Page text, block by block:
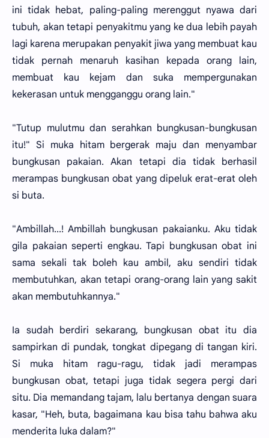
ini tidak hebat, paling-paling merenggut nyawa dari
tubuh, akan tetapi penyakitmu yang ke dua lebih payah
lagi karena merupakan penyakit jiwa yang membuat kau
tidak pernah menaruh kasihan kepada orang lain,
membuat kau kejam dan suka mempergunakan
kekerasan untuk mengganggu orang lain."
"Tutup mulutmu dan serahkan bungkusan-bungkusan
itu!" Si muka hitam bergerak maju dan menyambar
bungkusan pakaian. Akan tetapi dia tidak berhasil
merampas bungkusan obat yang dipeluk erat-erat oleh
si buta.
"Ambillah...! Ambillah bungkusan pakaianku. Aku tidak
gila pakaian seperti engkau. Tapi bungkusan obat ini
sama sekali tak boleh kau ambil, aku sendiri tidak
membutuhkan, akan tetapi orang-orang lain yang sakit
akan membutuhkannya."
Ia sudah berdiri sekarang, bungkusan obat itu dia
sampirkan di pundak, tongkat dipegang di tangan kiri.
Si muka hitam ragu-ragu, tidak jadi merampas
bungkusan obat, tetapi juga tidak segera pergi dari
situ. Dia memandang tajam, lalu bertanya dengan suara
kasar, "Heh, buta, bagaimana kau bisa tahu bahwa aku
menderita luka dalam?"